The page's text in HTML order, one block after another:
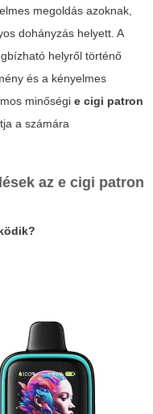
megoldás azoknak,
dohányzás helyett. A
helyről történő
és a kényelmes
minőségi e cigi patron
a számára
az e cigi patron